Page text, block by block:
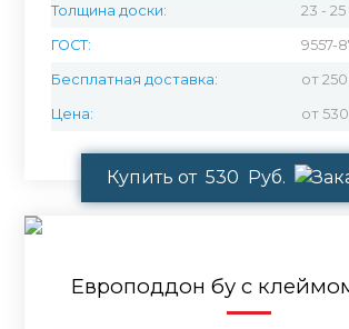
Толщина доски: 23 -
ГОСТ: 9557-
Бесплатная доставка: от
Цена: от 530
Купить от 530 Руб.
Европоддон бу с